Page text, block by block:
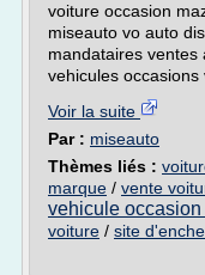
voiture occasion
miseauto vo auto
mandataires ventes
vehicules
Voir la suite
Par : miseauto
Thèmes liés :
marque / vente
vehicule
voiture / site